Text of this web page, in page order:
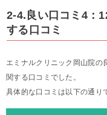
2-4.良い口コミ4：
する口コミ
エミナルクリニック岡山院の
関する口コミでした。
具体的な口コミは以下の通り